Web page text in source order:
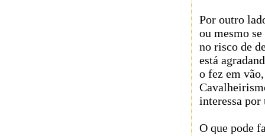
Por outro
ou mesmo
no risco de
está
o fez em
interessa
O que pode